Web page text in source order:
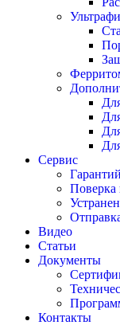
Сервис
Поверка
Видео
Статьи
Документы
Контакты